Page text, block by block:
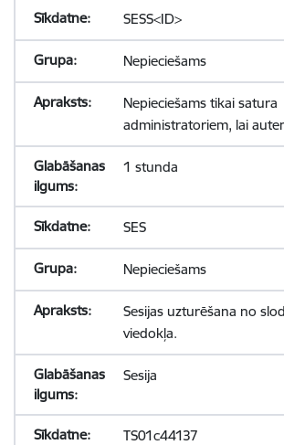
SESS<ID>
Nepieciešams
Nepieciešams tikai satura
administratoriem, lai
1 stunda
SES
Nepieciešams
Sesijas uzturēšana no
viedokļa.
Sesija
TS01c44137